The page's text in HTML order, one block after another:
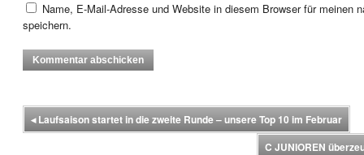
Name, E-Mail-Adresse und Website in diesem Browser für meinen
speichern.
◂Laufsaison startet in die zweite Runde – unsere Top 10 im Februar
C JUNIOREN